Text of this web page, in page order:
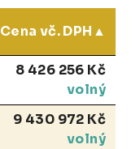
Cena vč. DPH
8 426 256 Kč
volný
9 430 972 Kč
volný